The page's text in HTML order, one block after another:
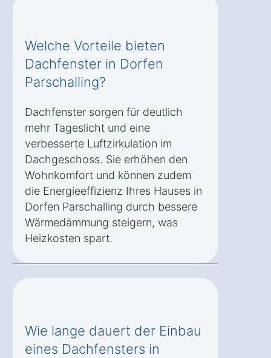
Welche Vorteile bieten
Dachfenster in Dorfen
Parschalling?
Dachfenster sorgen für deutlich
mehr Tageslicht und eine
verbesserte Luftzirkulation im
Dachgeschoss. Sie erhöhen den
Wohnkomfort und können zudem
die Energieeffizienz Ihres Hauses in
Dorfen Parschalling durch bessere
Wärmedämmung steigern, was
Heizkosten spart.
Wie lange dauert der Einbau
eines Dachfensters in